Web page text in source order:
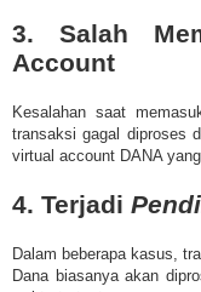
3. Salah
Account
Kesalahan saat
transaksi gagal diproses
virtual account DANA
4. Terjadi
Dalam beberapa kasus,
Dana biasanya akan